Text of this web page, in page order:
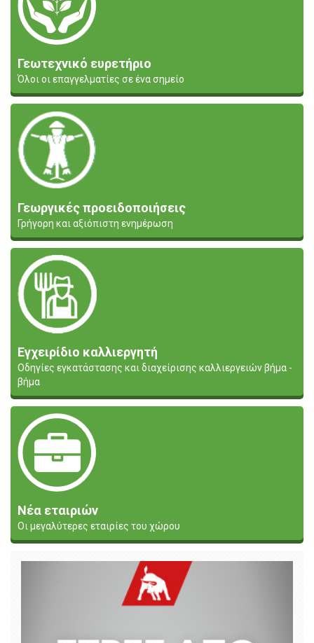
Γεωτεχνικό ευρετήριο
Όλοι οι επαγγελματίες σε ένα σημείο
Γεωργικές προειδοποιήσεις
Γρήγορη και αξιόπιστη ενημέρωση
Εγχειρίδιο καλλιεργητή
Οδηγίες εγκατάστασης και διαχείρισης καλλιεργειών βήμα -
βήμα
Νέα εταιριών
Οι μεγαλύτερες εταιρίες του χώρου